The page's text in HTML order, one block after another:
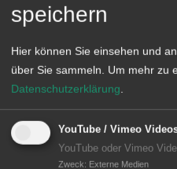
speichern
Hier können Sie einsehen und
über Sie sammeln. Um mehr zu
Datenschutzerklärung.
YouTube / Vimeo
YouTube oder Vimeo
Zweck: Externe Medien